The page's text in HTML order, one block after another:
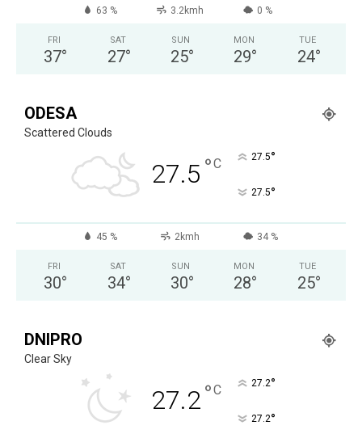
63 % 3.2kmh 0 %
FRI
37°
SAT
27°
SUN
25°
MON
29°
TUE
24°
ODESA
Scattered Clouds
27.5 °C 27.5°
27.5°
45 % 2kmh 34 %
FRI
30°
SAT
34°
SUN
30°
MON
28°
TUE
25°
DNIPRO
Clear Sky
27.2°C 27.2°
27.2°